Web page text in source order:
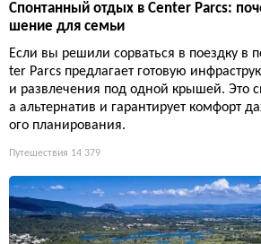
Спонтанный отдых в Center Parcs:
шение для семьи
Если вы решили сорваться в поездку в
ter Parcs предлагает готовую
и развлечения под одной крышей. Это
а альтернатив и гарантирует комфорт
ого планирования.
Путешествия 14 379